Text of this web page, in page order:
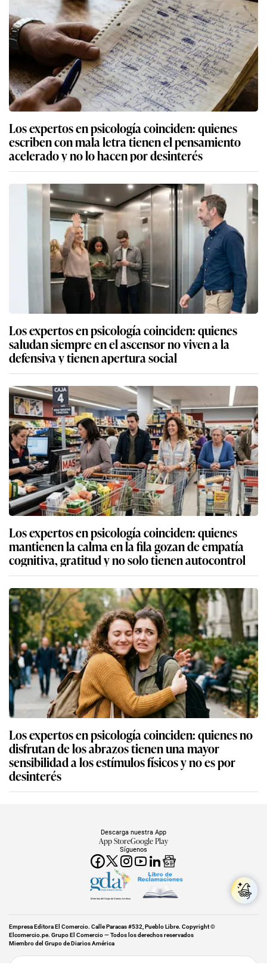
Los expertos en psicología coinciden: quienes
escriben con mala letra tienen el pensamiento
acelerado y no lo hacen por desinterés
Los expertos en psicología coinciden: quienes
saludan siempre en el ascensor no viven a la
defensiva y tienen apertura social
Los expertos en psicología coinciden: quienes
mantienen la calma en la fila gozan de empatía
cognitiva, gratitud y no solo tienen autocontrol
Los expertos en psicología coinciden: quienes no
disfrutan de los abrazos tienen una mayor
sensibilidad a los estímulos físicos y no es por
desinterés
Síguenos
Descarga nuestra App
App StoreGoogle Play
Miembro del Grupo de Diarios América
Empresa Editora El Comercio. Calle Paracas #532, Pueblo Libre. Copyright ©
Elcomercio.pe. Grupo El Comercio — Todos los derechos reservados
Miembro del Grupo de Diarios América